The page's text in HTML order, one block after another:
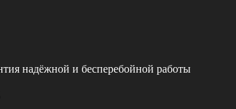
надёжной и бесперебойной работы